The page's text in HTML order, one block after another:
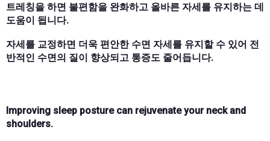
트레칭을 하면 불편함을 완화하고 올바른 자세를 유지하는 데
도움이 됩니다.
자세를 교정하면 더욱 편안한 수면 자세를 유지할 수 있어 전
반적인 수면의 질이 향상되고 통증도 줄어듭니다.
Improving sleep posture can rejuvenate your neck and
shoulders.